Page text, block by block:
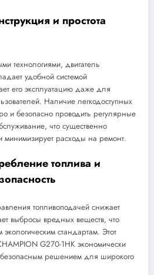
и простота
технологиями, двигатель
удобной системой
его эксплуатацию даже для
Наличие легкодоступных
и безопасно проводить регулярные
что существенно
минимизирует расходы на ремонт.
топлива и
топливоподачей снижает
выбросы вредных веществ, что
экологическим стандартам. Этот
G270-1HK экономически
безопасным решением для широкого